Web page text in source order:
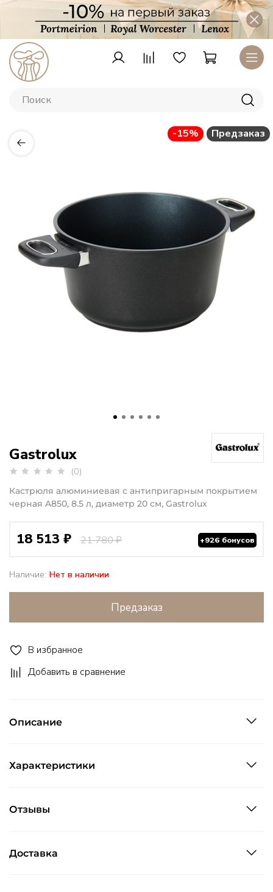
-15% Предзаказ
(0)
Наличие: Нет в наличии
Gastrolux
Кастрюля алюминиевая с антипригарным покрытием
черная A850, 8.5 л, диаметр 20 см, Gastrolux
18 513 ₽ 21 780 ₽ +926 бонусов
Предзаказ
В избранное
Добавить в сравнение
Описание
Характеристики
Отзывы
Доставка